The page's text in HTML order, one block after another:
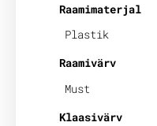
Raamimaterjal
Plastik
Raamivärv
Must
Klaasivärv